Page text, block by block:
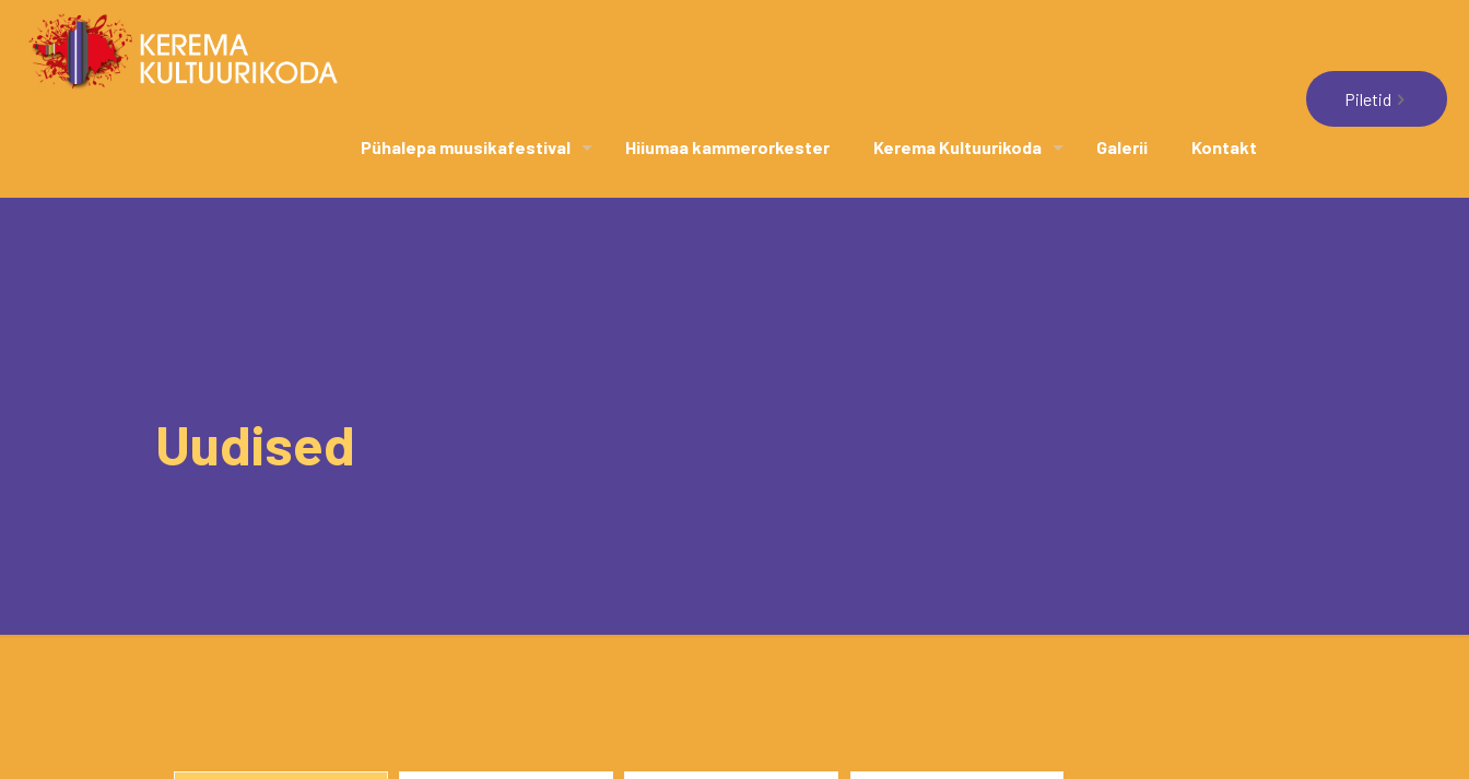
Pühalepa muusikafestival Hiiumaa kammerorkester Kerema Kultuurikoda Galerii Kontakt
Piletid
Uudised